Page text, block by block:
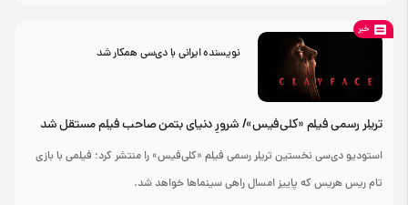
خبر
نویسنده ایرانی با دی‌سی همکار شد
تریلر رسمی فیلم «کلی‌فیس»/ شرورِ دنیای بتمن صاحب فیلم مستقل شد
استودیو دی‌سی نخستین تریلر رسمی فیلم «کلی‌فیس» را منتشر کرد؛ فیلمی با بازی
تام ریس هریس که پاییز امسال راهی سینماها خواهد شد.